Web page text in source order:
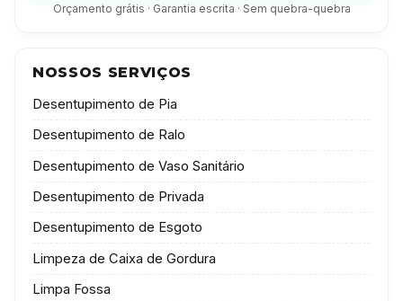
Orçamento grátis · Garantia escrita · Sem quebra-quebra
NOSSOS SERVIÇOS
Desentupimento de Pia
Desentupimento de Ralo
Desentupimento de Vaso Sanitário
Desentupimento de Privada
Desentupimento de Esgoto
Limpeza de Caixa de Gordura
Limpa Fossa